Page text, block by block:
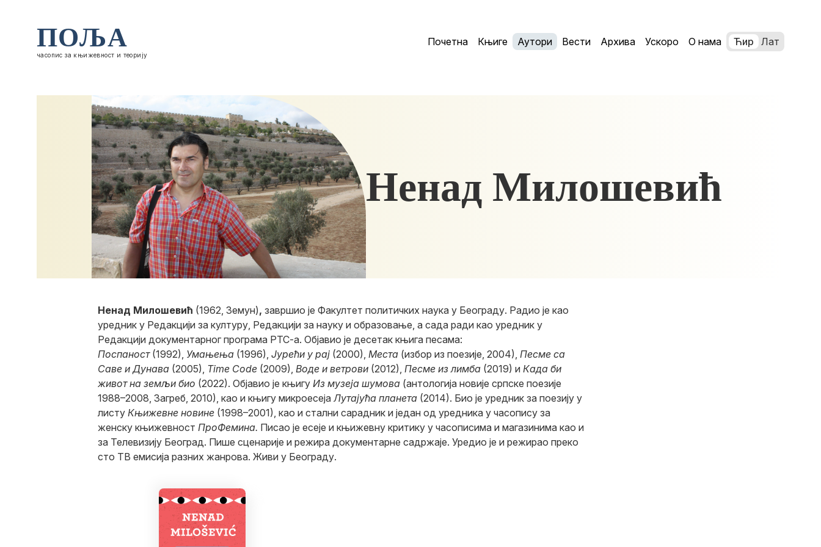
ПОЉА
часопис за књижевност и теорију
Почетна Књиге Аутори Вести Архива Ускоро О нама Ћир Лат
Ненад Милошевић
Ненад Милошевић (1962, Земун), завршио је Факултет политичких наука у Београду. Радио је као
уредник у Редакцији за културу, Редакцији за науку и образовање, а сада ради као уредник у
Редакцији документарног програма РТС-а. Објавио је десетак књига песама:
Поспаност(1992), Умањења (1996), Јурећи у рај (2000), Места (избор из поезије, 2004), Песме са
Саве и Дунава (2005), Time Code (2009), Воде и ветрови (2012), Песме из лимба (2019) и Када би
живот на земљи био (2022). Објавио је књигу Из музеја шумова (антологија новије српске поезије
1988–2008, Загреб, 2010), као и књигу микроесеја Лутајућа планета (2014). Био је уредник за поезију у
листу Књижевне новине (1998–2001), као и стални сарадник и један од уредника у часопису за
женску књижевност ПроФемина. Писао је есеје и књижевну критику у часописима и магазинима као и
за Телевизију Београд. Пише сценарије и режира документарне садржаје. Уредио је и режирао преко
сто ТВ емисија разних жанрова. Живи у Београду.